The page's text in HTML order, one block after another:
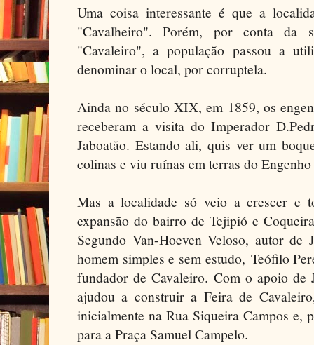
Uma coisa interessante é que a
"Cavalheiro". Porém, por conta da
"Cavaleiro", a população passou a
denominar o local, por corruptela.
Ainda no século XIX, em 1859, os
receberam a visita do Imperador
Jaboatão. Estando ali, quis ver um
colinas e viu ruínas em terras do
Mas a localidade só veio a crescer e
expansão do bairro de Tejipió e
Segundo Van-Hoeven Veloso, autor de
homem simples e sem estudo, Teófilo
fundador de Cavaleiro. Com o apoio de
ajudou a construir a Feira de
inicialmente na Rua Siqueira Campos e,
para a Praça Samuel Campelo.